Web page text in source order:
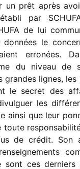
un prêt après
par
de lui
le
erro­nées.
du niveau
grandes lignes,
le secret des
les
ainsi que leur
toute
de crédit. Son
sont ces derniers